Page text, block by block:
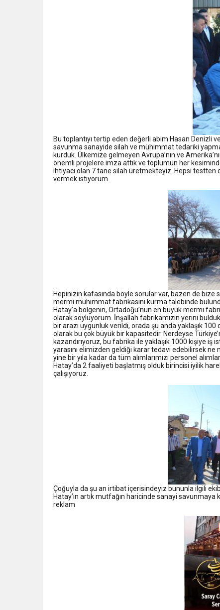
Bu toplantıyı tertip eden değerli abim Hasan Denizli
savunma sanayide silah ve mühimmat tedariki
kurduk. Ülkemize gelmeyen Avrupa’nın ve
önemli projelere imza attık ve toplumun her
ihtiyacı olan 7 tane silah üretmekteyiz. Hepsi testten
vermek istiyorum.
Hepinizin kafasında böyle sorular var, bazen de
mermi mühimmat fabrikasını kurma talebinde
Hatay’a bölgenin, Ortadoğu’nun en büyük mermi
olarak söylüyorum. İnşallah fabrikamızın yerini
bir arazi uygunluk verildi, orada şu anda yaklaşık
olarak bu çok büyük bir kapasitedir. Nerdeyse
kazandırıyoruz, bu fabrika ile yaklaşık 1000 kişiye iş
yarasını elimizden geldiği karar tedavi edebilirsek ne
yine bir yıla kadar da tüm alımlarımızı personel
Hatay’da 2 faaliyeti başlatmış olduk birincisi iyilik
çalışıyoruz.
Çoğuyla da şu an irtibat içerisindeyiz bununla ilgili
Hatay’ın artık mutfağın haricinde sanayi savunmaya
reklam